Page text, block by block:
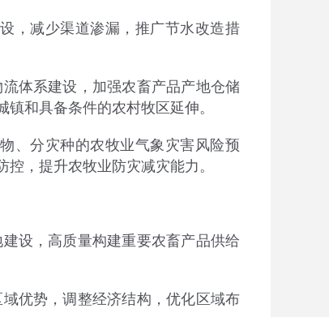
，减少渠道渗漏，推广节水改造措
体系建设，加强农畜产品产地仓储
和具备条件的农村牧区延伸。
、分灾种的农牧业气象灾害风险预
，提升农牧业防灾减灾能力。
设，高质量构建重要农畜产品供给
优势，调整经济结构，优化区域布